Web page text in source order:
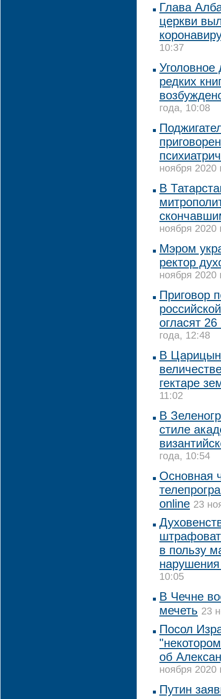
Глава
церкви
10:37
редких
года, 10:08
ноября 2020
В
ноября 2020
Мэром
ректор
ноября 2020
Приговор
огласят
года, 12:48
В
гектаре
11:02
В
стиле
года, 10:54
Основная
online 23
в пользу
10:05
В Чечне
мечеть 23
Посол
об
ноября 2020
Путин